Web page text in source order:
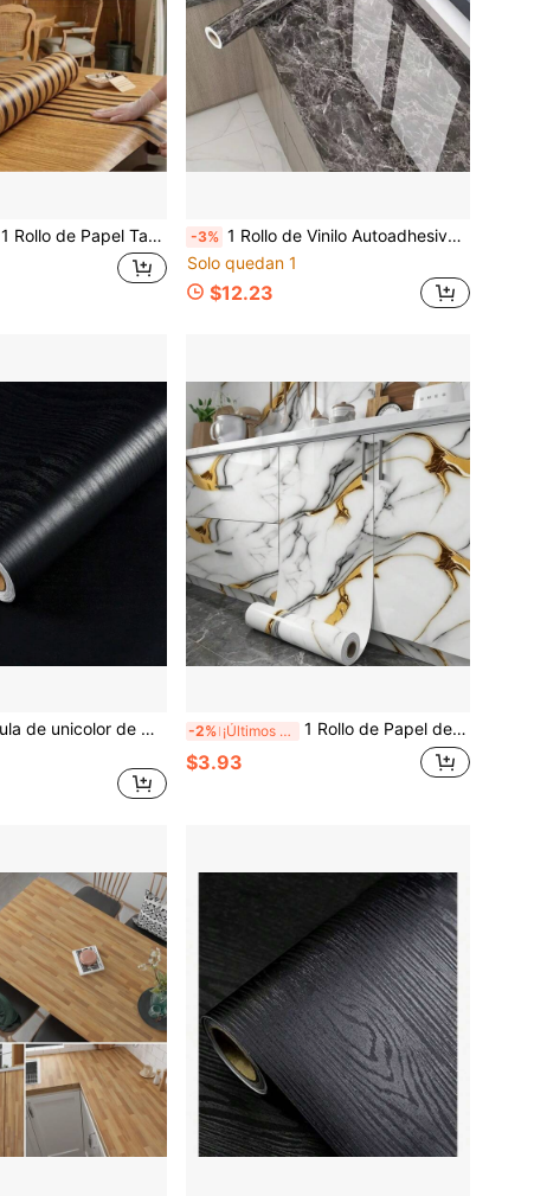
1 Rollo de Papel Tapiz Rayado Marrón, Papel Tapiz Autoadhesivo de PVC, Estilo Minimalista Moderno con Líneas Rayadas para Decoración de Habitación, Decoración de Pared de Dormitorio, Pegatina Instantánea, Adecuado para Pared de Fondo de TV de Sala de Estar, Dormitorio, Papel Tapiz de Sala de Estudio, Decoración de Halloween, Papel Tapiz de Vacaciones -3% 1 Rollo de Vinilo Autoadhesivo para Pared, Papel Tapiz Despegable y Pegable Decoración de Cocina con Patrón de Mármol, Decoración de Pared de Mármol Gris Oscuro, Adecuado para Encimera, Decoración de Cocina, Superficie de Muebles de Gabinete, Decoración de Encimera de Baño
Solo quedan 1
$12.23
1 Rollo de película de unicolor de madera para decoración del hogar, pegatinas impermeables y resistentes al aceite, papel tapiz autoadhesivo para decoración de cocina, gabinetes, habitaciones modernas, decoración de paredes, muebles y arte de pared
-2% ¡Últimos 3 días 1 Rollo de Papel de Contacto de Mármol Blanco Dorado Brillante de Lujo, Papel Tapiz Autoadhesivo Resistente al Agua para Encimeras de Cocina, Decoración de Gabinetes, Papel Tapiz de Vinilo Autoadhesivo para Dormitorio, Resistente al Aceite, Removible, Pegatinas de Decoración de Baño
$3.93